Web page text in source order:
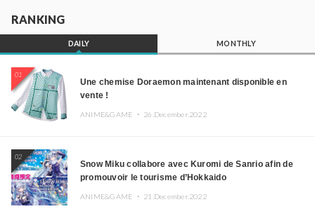
RANKING
DAILY MONTHLY
01
Une chemise Doraemon maintenant disponible en
vente !
ANIME&GAME ・ 26.December.2022
02
Snow Miku collabore avec Kuromi de Sanrio afin de
promouvoir le tourisme d’Hokkaido
ANIME&GAME ・ 21.December.2022